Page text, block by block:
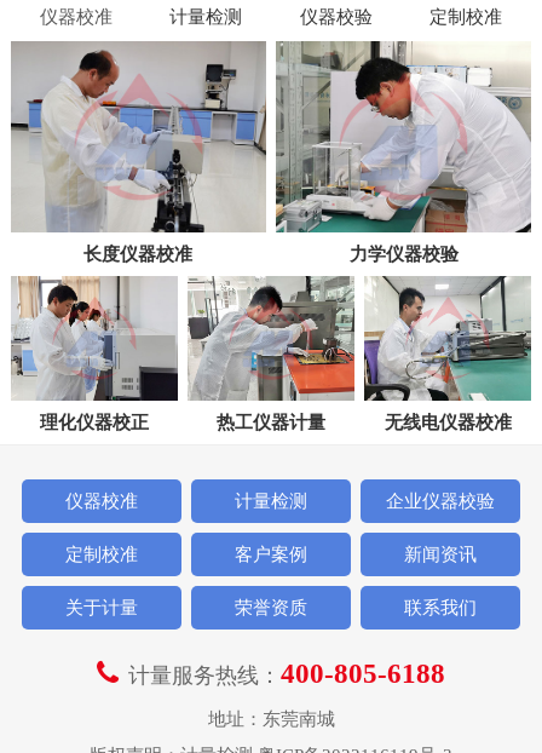
仪器校准 计量检测 仪器校验 定制校准
长度仪器校准 力学仪器校验
理化仪器校正 热工仪器计量 无线电仪器校准
仪器校准 计量检测 企业仪器校验
定制校准 客户案例 新闻资讯
关于计量 荣誉资质 联系我们
计量服务热线： 400-805-6188
地址：东莞南城